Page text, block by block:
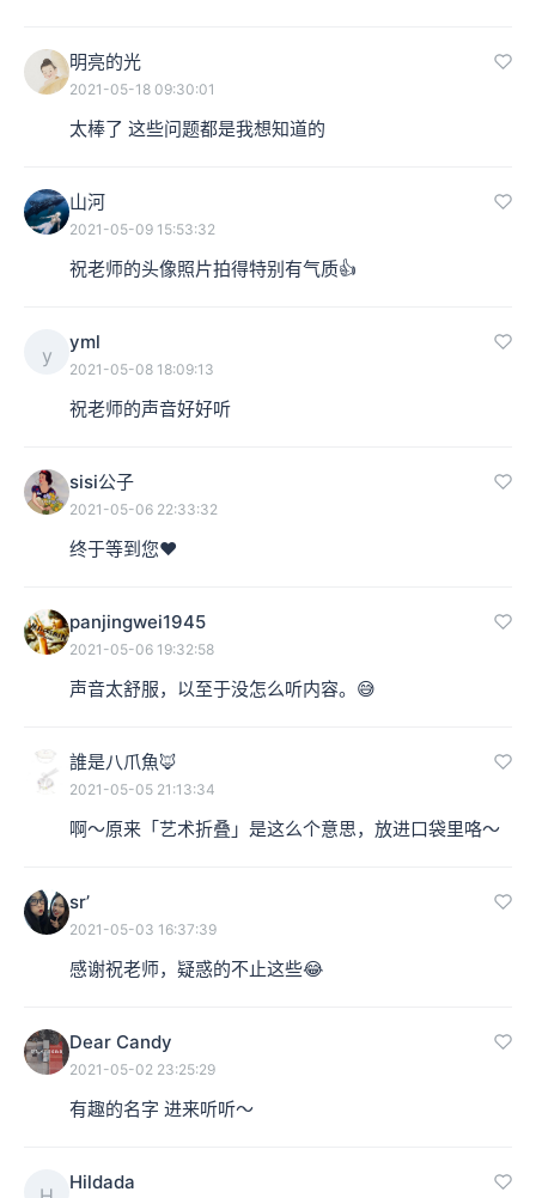
明亮的光
2021-05-18 09:30:01
太棒了 这些问题都是我想知道的
山河
2021-05-09 15:53:32
祝老师的头像照片拍得特别有气质👍
y
yml
2021-05-08 18:09:13
祝老师的声音好好听
sisi公子
2021-05-06 22:33:32
终于等到您❤️
panjingwei1945
2021-05-06 19:32:58
声音太舒服，以至于没怎么听内容。😅
誰是八爪魚🦊
2021-05-05 21:13:34
啊～原来「艺术折叠」是这么个意思，放进口袋里咯～
sr’
2021-05-03 16:37:39
感谢祝老师，疑惑的不止这些😂
Dear Candy
2021-05-02 23:25:29
有趣的名字 进来听听～
Hildada